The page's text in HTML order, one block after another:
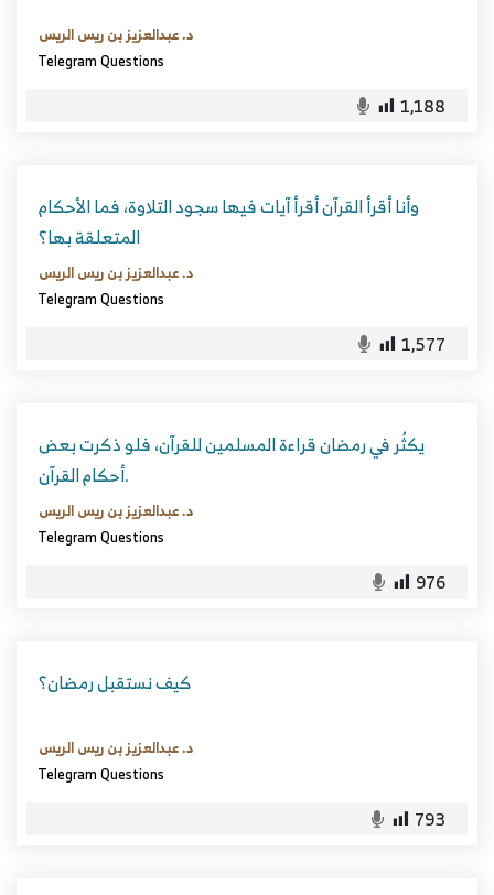
د. عبدالعزيز بن ريس الريس
Telegram Questions
1,188
وأنا أقرأ القرآن أقرأ آيات فيها سجود التلاوة، فما الأحكام
المتعلقة بها؟
د. عبدالعزيز بن ريس الريس
Telegram Questions
1,577
يكثُر في رمضان قراءة المسلمين للقرآن، فلو ذكرت بعض
أحكام القرآن.
د. عبدالعزيز بن ريس الريس
Telegram Questions
976
كيف نستقبل رمضان؟
د. عبدالعزيز بن ريس الريس
Telegram Questions
793